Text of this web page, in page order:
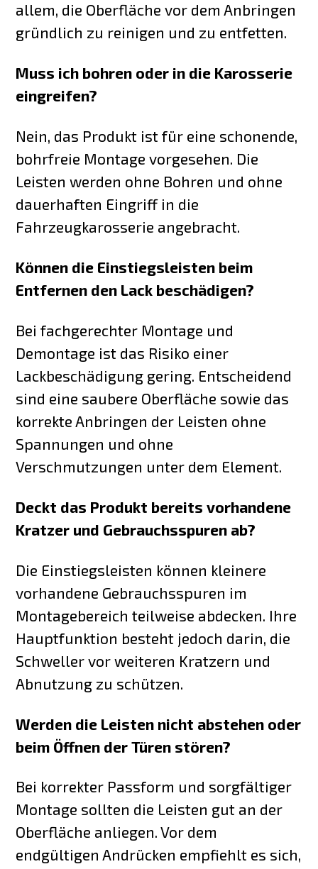
allem, die Oberfläche vor dem Anbringen
gründlich zu reinigen und zu entfetten.
Muss ich bohren oder in die Karosserie
eingreifen?
Nein, das Produkt ist für eine schonende,
bohrfreie Montage vorgesehen. Die
Leisten werden ohne Bohren und ohne
dauerhaften Eingriff in die
Fahrzeugkarosserie angebracht.
Können die Einstiegsleisten beim
Entfernen den Lack beschädigen?
Bei fachgerechter Montage und
Demontage ist das Risiko einer
Lackbeschädigung gering. Entscheidend
sind eine saubere Oberfläche sowie das
korrekte Anbringen der Leisten ohne
Spannungen und ohne
Verschmutzungen unter dem Element.
Deckt das Produkt bereits vorhandene
Kratzer und Gebrauchsspuren ab?
Die Einstiegsleisten können kleinere
vorhandene Gebrauchsspuren im
Montagebereich teilweise abdecken. Ihre
Hauptfunktion besteht jedoch darin, die
Schweller vor weiteren Kratzern und
Abnutzung zu schützen.
Werden die Leisten nicht abstehen oder
beim Öffnen der Türen stören?
Bei korrekter Passform und sorgfältiger
Montage sollten die Leisten gut an der
Oberfläche anliegen. Vor dem
endgültigen Andrücken empfiehlt es sich,